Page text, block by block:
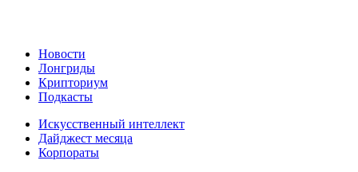
Новости
Лонгриды
Крипториум
Подкасты
Искусственный интеллект
Дайджест месяца
Корпораты